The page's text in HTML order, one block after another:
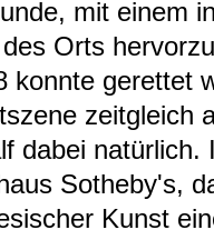
mit einem
Orts
konnte gerettet
zeitgleich
dabei natürlich.
Sotheby's,
Kunst